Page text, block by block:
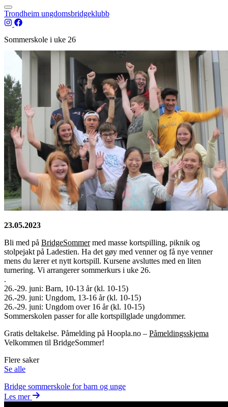
Trondheim ungdomsbridgeklubb
Sommerskole i uke 26
23.05.2023
Bli med på BridgeSommermed masse kortspilling, piknik og
stolpejakt på Ladestien. Ha det gøy med venner og få nye venner
mens du lærer et nytt kortspill. Kursene avsluttes med en liten
turnering. Vi arrangerer sommerkurs i uke 26.
.
26.-29. juni: Barn, 10-13 år (kl. 10-15)
26.-29. juni: Ungdom, 13-16 år (kl. 10-15)
26.-29. juni: Ungdom over 16 år (kl. 10-15)
Sommerskolen passer for alle kortspillglade ungdommer.
Gratis deltakelse. Påmelding på Hoopla.no – Påmeldingsskjema
Velkommen til BridgeSommer!
Flere saker
Se alle
Bridge sommerskole for barn og unge
Les mer